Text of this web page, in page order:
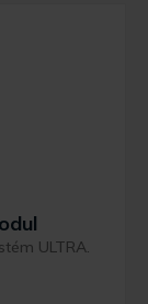
ULTRA.